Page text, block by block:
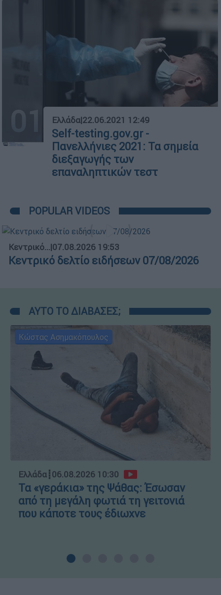
Ελλάδα|22.06.2021 12:49
Self-testing.gov.gr -
Πανελλήνιες 2021: Τα σημεία
διεξαγωγής των
επαναληπτικών τεστ
POPULAR VIDEOS
Κεντρικό...|07.08.2026 19:53
Κεντρικό δελτίο ειδήσεων 07/08/2026
ΑΥΤΟ ΤΟ ΔΙΑΒΑΣΕΣ;
Κώστας Ασημακόπουλος
Ελλάδα┋06.08.2026 10:30
Τα «γεράκια» της Ψάθας: Έσωσαν
από τη μεγάλη φωτιά τη γειτονιά
που κάποτε τους έδιωχνε